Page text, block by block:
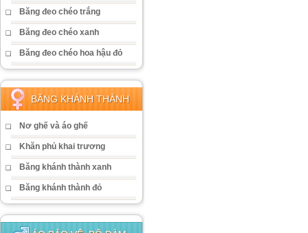
Băng đeo chéo trắng
Băng đeo chéo xanh
Băng đeo chéo hoa hậu đỏ
BĂNG KHÁNH THÀNH
Nơ ghế và áo ghế
Khăn phủ khai trương
Băng khánh thành xanh
Băng khánh thành đỏ